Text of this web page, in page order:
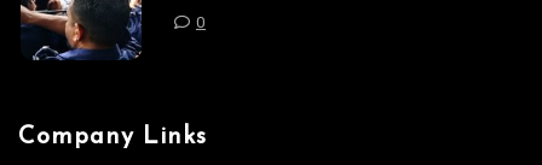
0
Company Links